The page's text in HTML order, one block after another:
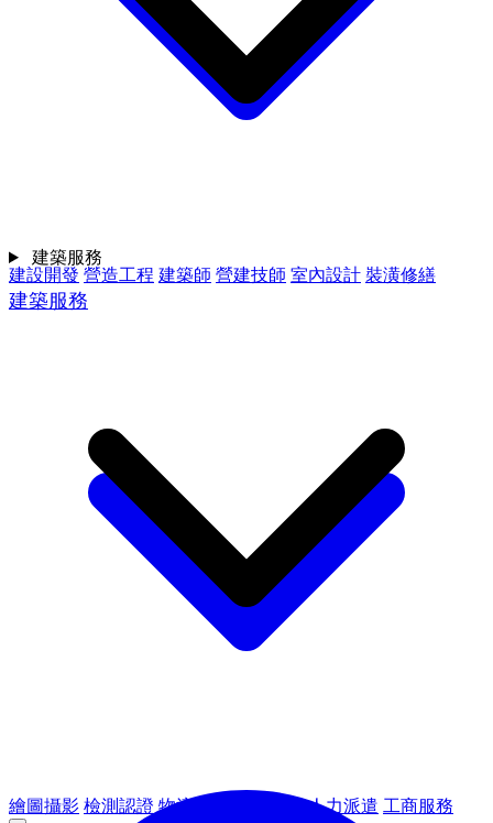
建設開發 營造工程 建築師 營建技師 室內設計 裝潢修繕
建築服務
繪圖攝影 檢測認證 物流倉儲 人力派遣 工商服務
建築服務